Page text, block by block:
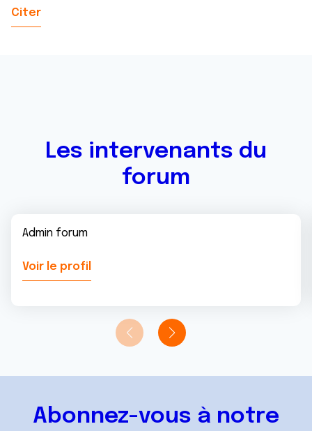
Citer
Les intervenants du
forum
Admin forum
Voir le profil
Abonnez-vous à notre